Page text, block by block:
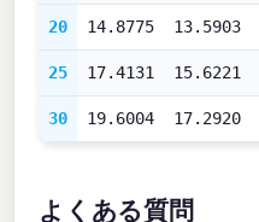
20 14.8775 13.5903
25 17.4131 15.6221
30 19.6004 17.2920
よくある質問